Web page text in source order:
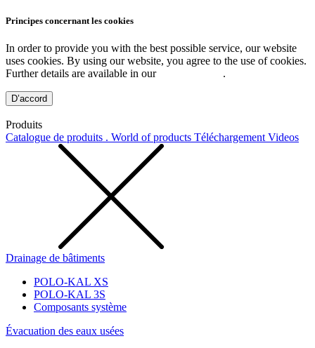
Principes concernant les cookies
In order to provide you with the best possible service, our website
uses cookies. By using our website, you agree to the use of cookies.
Further details are available in our
.
D’accord
Produits
Catalogue de produits . World of products Téléchargement Videos
Drainage de bâtiments
POLO-KAL XS
POLO-KAL 3S
Composants système
Évacuation des eaux usées